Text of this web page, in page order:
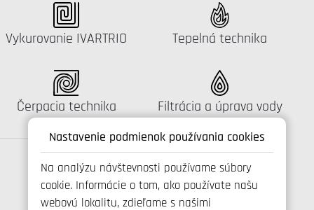
Nastavenie podmienok používania cookies
Na analýzu návštevnosti používame súbory
cookie. Informácie o tom, ako používate našu
webovú lokalitu, zdieľame s našimi
Katalógus:
Vykurovanie IVARTRIO Katalógus:
Tepelná technika
Katalógus:
Čerpacia technika Katalógus:
Filtrácia a úprava vody
Spojte se s námi